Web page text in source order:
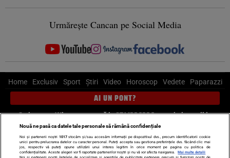
Urmărește Cancan pe Social Media
Home Exclusiv Sport Știri Video Horoscop Vedete Paparazzi
AI UN PONT?
Scrie-ne pe Whatsapp, sună la 0741226226 sau trimite mail la
pont@cancan.ro
Știri interne Știri externe Politică
Nouă ne pasă ca datele tale personale să rămână confidențiale
Noi și partenerii noștri 1017stocăm și/sau accesăm informații pe dispozitivul dvs., precum identificatorii cookie
unici pentru prelucrarea datelor cu caracter personal. Puteți accepta sau gestiona preferințele dvs. făcând clic mai
jos, respectiv vă puteți opune utilizării unui interes legitim în orice moment pe pagina cu politica de
confidențialitate. Aceste alegeri vor fi raportate partenerilor noștri și nu vă vor afecta navigarea.
Mai multe detalii
Noi si partenerii nostri (retelele de socializare si agentiile de publicitate partenere, precum si furnizorii nostri de